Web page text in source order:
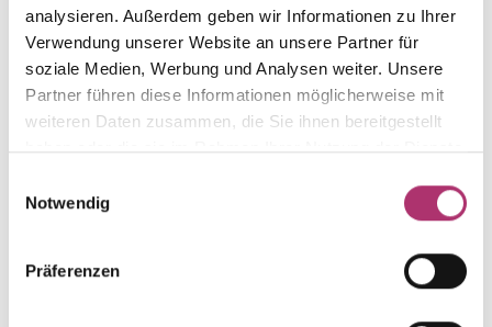
analysieren. Außerdem geben wir Informationen zu Ihrer
Verwendung unserer Website an unsere Partner für
soziale Medien, Werbung und Analysen weiter. Unsere
Partner führen diese Informationen möglicherweise mit
weiteren Daten zusammen, die Sie ihnen bereitgestellt
haben oder die sie im Rahmen Ihrer Nutzung der Dienste
Notwendig
Präferenzen
Out of stock
Stud Earrings · K11232
First Love · Ear Jewelry · 585 White Gold · Diamond
0.06ct H/SI
Out of stock
First Love · Bracelet · 14K White Gold · Diamond